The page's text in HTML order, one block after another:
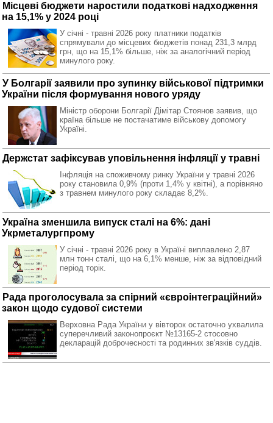
Місцеві бюджети наростили податкові надходження
на 15,1% у 2024 році
У січні - травні 2026 року платники податків
спрямували до місцевих бюджетів понад 231,3 млрд
грн, що на 15,1% більше, ніж за аналогічний період
минулого року.
У Болгарії заявили про зупинку військової підтримки
України після формування нового уряду
Міністр оборони Болгарії Дімітар Стоянов заявив, що
країна більше не постачатиме військову допомогу
Україні.
Держстат зафіксував уповільнення інфляції у травні
Інфляція на споживчому ринку України у травні 2026
року становила 0,9% (проти 1,4% у квітні), а порівняно
з травнем минулого року складає 8,2%.
Україна зменшила випуск сталі на 6%: дані
Укрметалургпрому
У січні - травні 2026 року в Україні виплавлено 2,87
млн тонн сталі, що на 6,1% менше, ніж за відповідний
період торік.
Рада проголосувала за спірний «євроінтеграційний»
закон щодо судової системи
Верховна Рада України у вівторок остаточно ухвалила
суперечливий законопроєкт №13165-2 стосовно
декларацій доброчесності та родинних зв'язків суддів.